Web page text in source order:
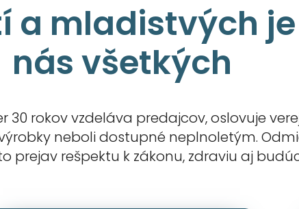
a mladistvých
nás všetkých
30 rokov vzdeláva predajcov, oslovuje
neboli dostupné neplnoletým.
prejav rešpektu k zákonu, zdraviu aj